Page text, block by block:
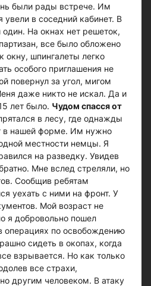
были рады встрече. Им
в соседний кабинет. В
На окнах нет решеток,
все было обложено
окну, шпингалеты легко
особого приглашения не
повернул за угол, мигом
даже никто не искал. Да и
лет было. Чудом спасся от
в лесу, где однажды
в нашей форме. Им нужно
местности немцы. Я
на разведку. Увидев
Мне вслед стреляли, но
Сообщив ребятам
уехать с ними на фронт. У
Мой возраст не
я добровольно пошел
операциях по освобождению
сидеть в окопах, когда
взрывается. Но как только
все страхи,
другим человеком. В атаку